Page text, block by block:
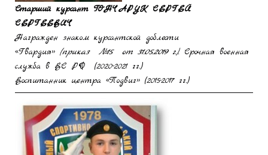
Старший курсант ГОНЧАРУК СЕРГЕЙ
СЕРГЕЕВИЧ
Награжден знаком курсантской доблести
«Гвардия» (приказ №15 от 31.05.2019 г.). Срочная военная
служба в ВС РФ (2020-2021 гг.)
Воспитанник центра «Подвиг» (2015-2017 гг.)